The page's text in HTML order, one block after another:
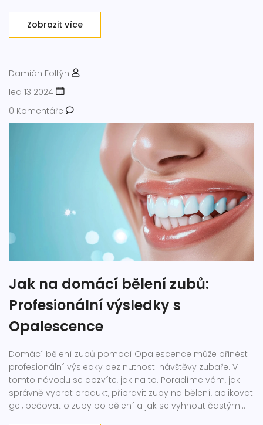
Zobrazit více
Damián Foltýn
led 13 2024
0 Komentáře
Jak na domácí bělení zubů:
Profesionální výsledky s
Opalescence
Domácí bělení zubů pomocí Opalescence může přinést
profesionální výsledky bez nutnosti návštěvy zubaře. V
tomto návodu se dozvíte, jak na to. Poradíme vám, jak
správně vybrat produkt, připravit zuby na bělení, aplikovat
gel, pečovat o zuby po bělení a jak se vyhnout častým